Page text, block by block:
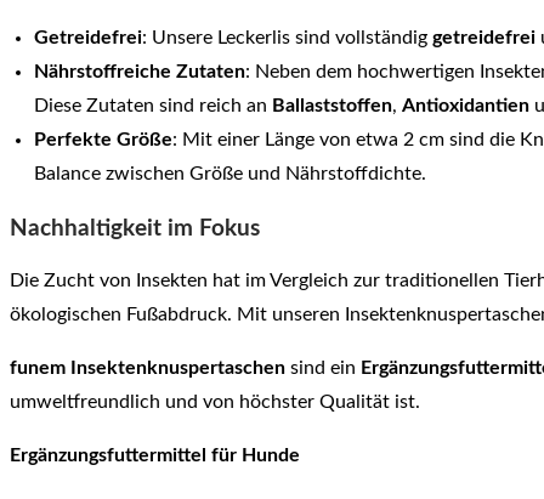
Getreidefrei: Unsere Leckerlis sind vollständig getreidefrei
Nährstoffreiche Zutaten: Neben dem hochwertigen
Diese Zutaten sind reich an Ballaststoffen, Antioxidantien
Perfekte Größe: Mit einer Länge von etwa 2 cm sind die
Balance zwischen Größe und Nährstoffdichte.
Nachhaltigkeit im Fokus
Die Zucht von Insekten hat im Vergleich zur traditionellen
ökologischen Fußabdruck. Mit unseren
funem Insektenknuspertaschen sind ein
umweltfreundlich und von höchster Qualität ist.
Ergänzungsfuttermittel für Hunde